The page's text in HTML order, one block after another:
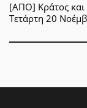
[ΑΠΟ] Κράτος και
Τετάρτη 20